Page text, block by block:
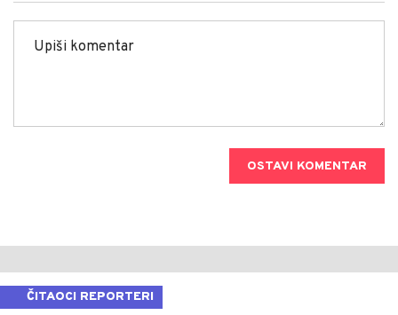
OSTAVI KOMENTAR
ČITAOCI REPORTERI